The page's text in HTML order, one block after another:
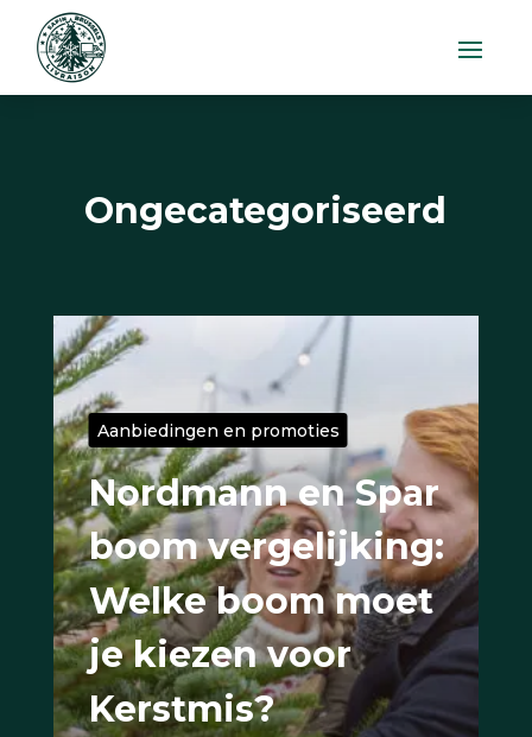
Ongecategoriseerd
Aanbiedingen en promoties
Nordmann en Spar
boom vergelijking:
Welke boom moet
je kiezen voor
Kerstmis?